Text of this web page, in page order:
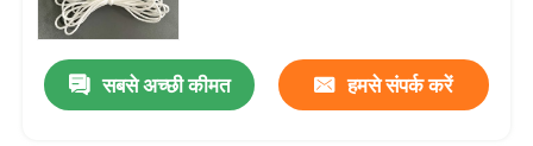
सबसे अच्छी कीमत हमसे संपर्क करें